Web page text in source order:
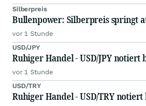
Silberpreis
Bullenpower: Silberpreis springt
vor 1 Stunde
USD/JPY
Ruhiger Handel - USD/JPY notiert
vor 1 Stunde
USD/TRY
Ruhiger Handel - USD/TRY notiert